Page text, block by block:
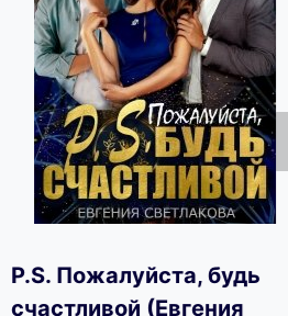
P.S. Пожалуйста, будь
счастливой (Евгения